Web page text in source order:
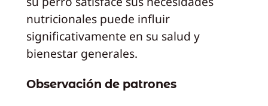
nutricionales puede influir
significativamente en su salud y
bienestar generales.
Observación de patrones